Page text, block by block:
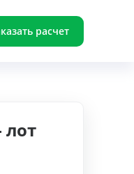
расчет
лот